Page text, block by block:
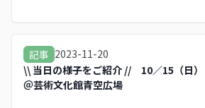
記事 2023-11-20
\\ 当日の様子をご紹介 // 10／15（日）
＠芸術文化館青空広場